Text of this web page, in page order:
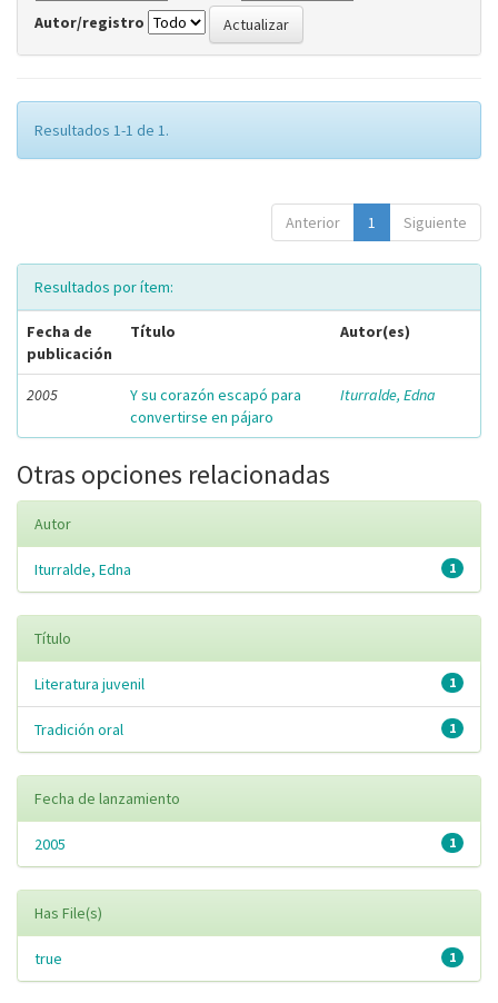
Autor/registro
Resultados 1-1 de 1.
Anterior 1 Siguiente
Resultados por ítem:
Fecha de
publicación
Título Autor(es)
2005
Y su corazón escapó para
convertirse en pájaro
Iturralde, Edna
Otras opciones relacionadas
Autor
1
Iturralde, Edna
Título
1
Literatura juvenil
1
Tradición oral
Fecha de lanzamiento
1
2005
Has File(s)
1
true